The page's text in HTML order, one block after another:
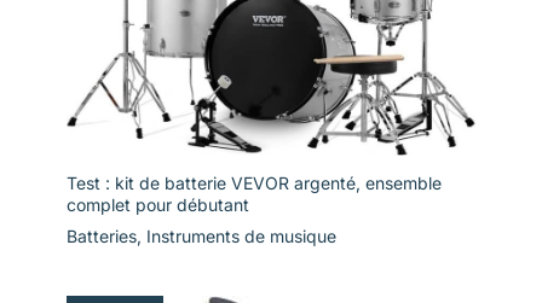
Test : kit de batterie VEVOR argenté, ensemble
complet pour débutant
Batteries, Instruments de musique